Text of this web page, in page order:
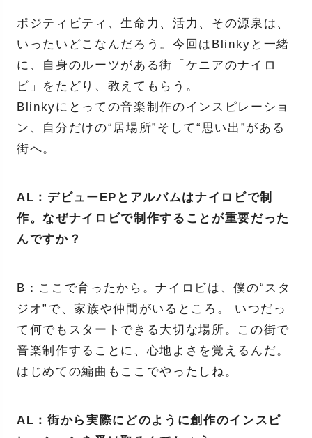
ポジティビティ、生命力、活力、その源泉は、
いったいどこなんだろう。今回はBlinkyと一緒
に、自身のルーツがある街「ケニアのナイロ
ビ」をたどり、教えてもらう。
Blinkyにとっての音楽制作のインスピレーショ
ン、自分だけの“居場所”そして“思い出”がある
街へ。
AL：デビューEPとアルバムはナイロビで制
作。なぜナイロビで制作することが重要だった
んですか？
B：ここで育ったから。ナイロビは、僕の“スタ
ジオ”で、家族や仲間がいるところ。 いつだっ
て何でもスタートできる大切な場所。この街で
音楽制作することに、心地よさを覚えるんだ。
はじめての編曲もここでやったしね。
AL：街から実際にどのように創作のインスピ